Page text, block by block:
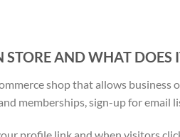
STORE AND WHAT DOES
shop that allows
memberships, sign-up for email